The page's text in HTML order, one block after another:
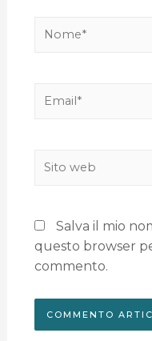
Salva il mio
questo browser
commento.